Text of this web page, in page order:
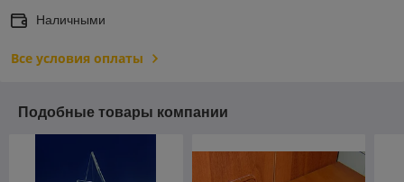
Наличными
Все условия оплаты
Подобные товары компании